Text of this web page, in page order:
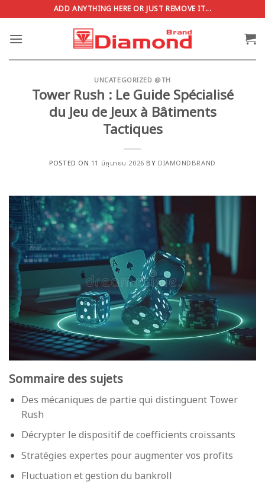
ไป
ADD ANYTHING HERE OR JUST REMOVE IT...
UNCATEGORIZED @TH
Tower Rush : Le Guide Spécialisé
du Jeu de Jeux à Bâtiments
Tactiques
POSTED ON 11 มิถุนายน 2026 BY DIAMONDBRAND
Sommaire des sujets
Des mécaniques de partie qui distinguent Tower
Rush
Décrypter le dispositif de coefficients croissants
Stratégies expertes pour augmenter vos profits
Fluctuation et gestion du bankroll